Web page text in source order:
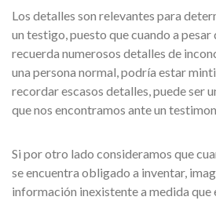
Los detalles son relevantes para
un testigo, puesto que cuando a
recuerda numerosos detalles de
una persona normal, podría estar
recordar escasos detalles, puede ser
que nos encontramos ante un
Si por otro lado consideramos que
se encuentra obligado a inventar,
información inexistente a medida que